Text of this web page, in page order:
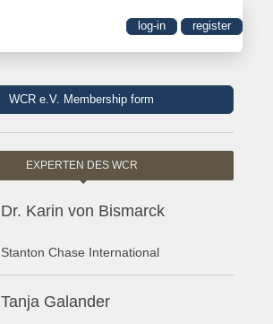
log-in register
WCR e.V. Membership form
EXPERTEN DES WCR
Dr. Karin von Bismarck
Stanton Chase International
Tanja Galander